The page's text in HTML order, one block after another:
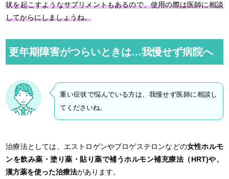
状を起こすようなサプリメントもあるので、使用の際は医師に相談
してからにしましょうね。
更年期障害がつらいときは…我慢せず病院へ
重い症状で悩んでいる方は、我慢せず医師に相談し
てくださいね。
治療法としては、エストロゲンやプロゲステロンなどの女性ホルモ
ンを飲み薬・塗り薬・貼り薬で補うホルモン補充療法（HRT)や、
漢方薬を使った治療法があります。